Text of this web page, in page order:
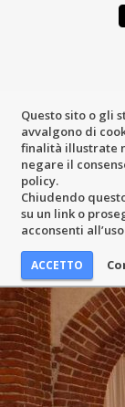
Questo sito o gli
avvalgono di
finalità illustrate
negare il
policy.
Chiudendo
su un link o
acconsenti